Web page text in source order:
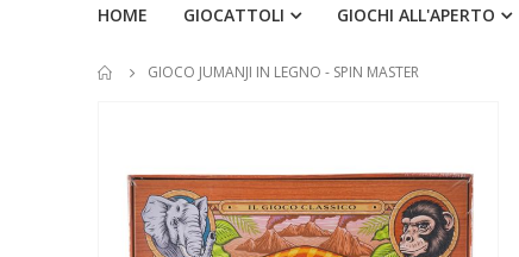
HOME GIOCATTOLI GIOCHI ALL'APERTO
GIOCO JUMANJI IN LEGNO - SPIN MASTER
della
galleria